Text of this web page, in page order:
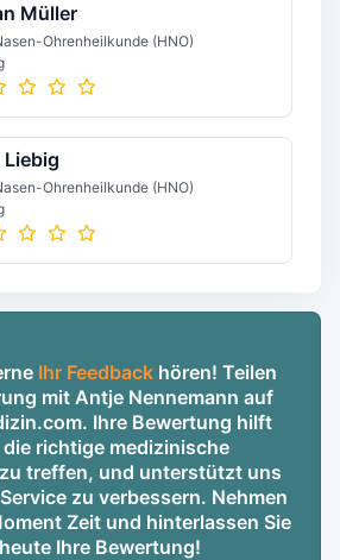
Müller
Ohrenheilkunde (HNO)
Liebig
Ohrenheilkunde (HNO)
Ihr Feedbackhören! Teilen
mit Antje Nennemann auf
Ihre Bewertung hilft
richtige medizinische
treffen, und unterstützt uns
zu verbessern. Nehmen
Zeit und hinterlassen Sie
Ihre Bewertung!